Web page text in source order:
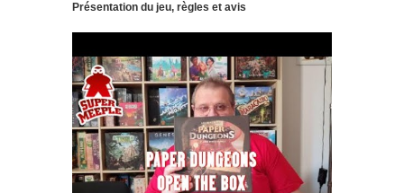
Présentation du jeu, règles et avis